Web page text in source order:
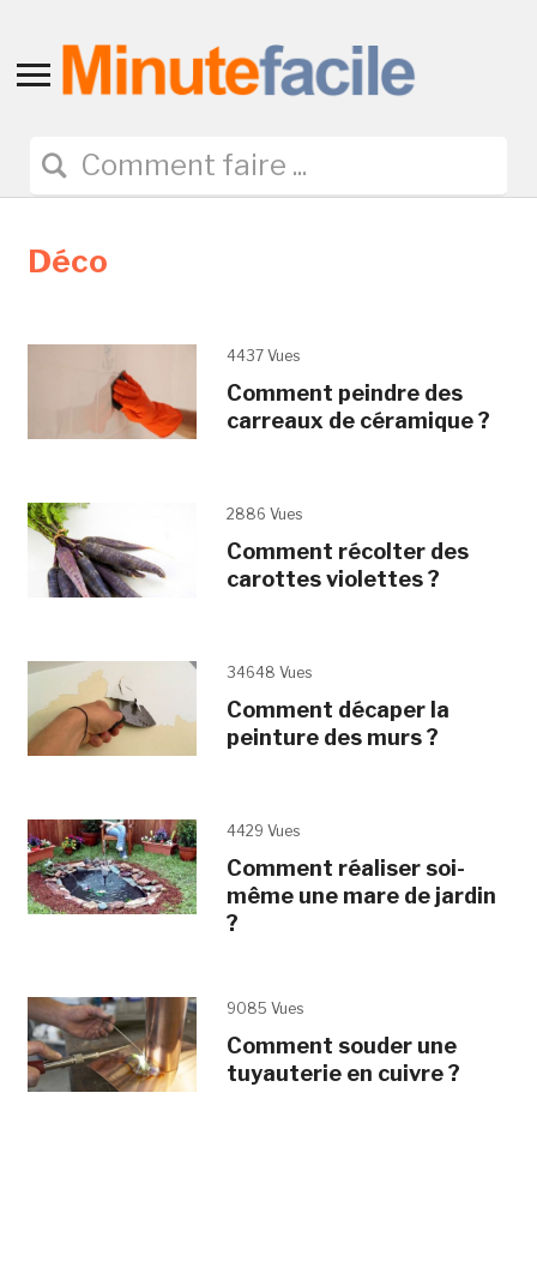
Toggle
navigation
Déco
4437 Vues
Comment peindre des
carreaux de céramique ?
2886 Vues
Comment récolter des
carottes violettes ?
34648 Vues
Comment décaper la
peinture des murs ?
4429 Vues
Comment réaliser soi-
même une mare de jardin
?
9085 Vues
Comment souder une
tuyauterie en cuivre ?